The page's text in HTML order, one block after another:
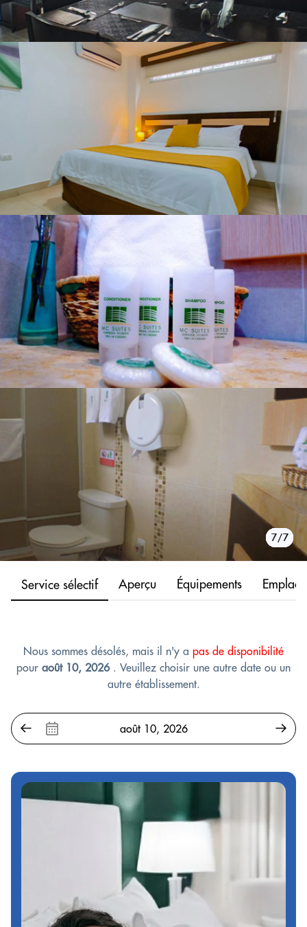
1/7
2/7
3/7
4/7
5/7
6/7
7/7
Service sélectif Aperçu Équipements
Nous sommes désolés, mais il n'y a pas de disponibilité
pour août 10, 2026. Veuillez choisir une autre date ou un
autre établissement.